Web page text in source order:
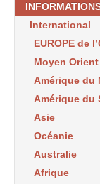
International
EUROPE de
Moyen Orient
Amérique du
Amérique du
Asie
Océanie
Australie
Afrique